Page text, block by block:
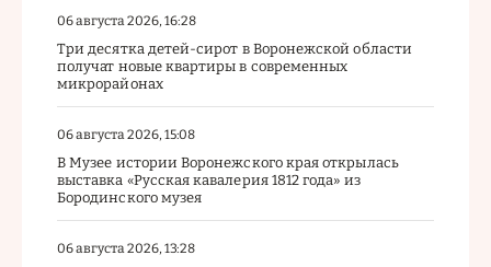
06 августа 2026, 16:28
Три десятка детей-сирот в Воронежской области
получат новые квартиры в современных
микрорайонах
06 августа 2026, 15:08
В Музее истории Воронежского края открылась
выставка «Русская кавалерия 1812 года» из
Бородинского музея
06 августа 2026, 13:28